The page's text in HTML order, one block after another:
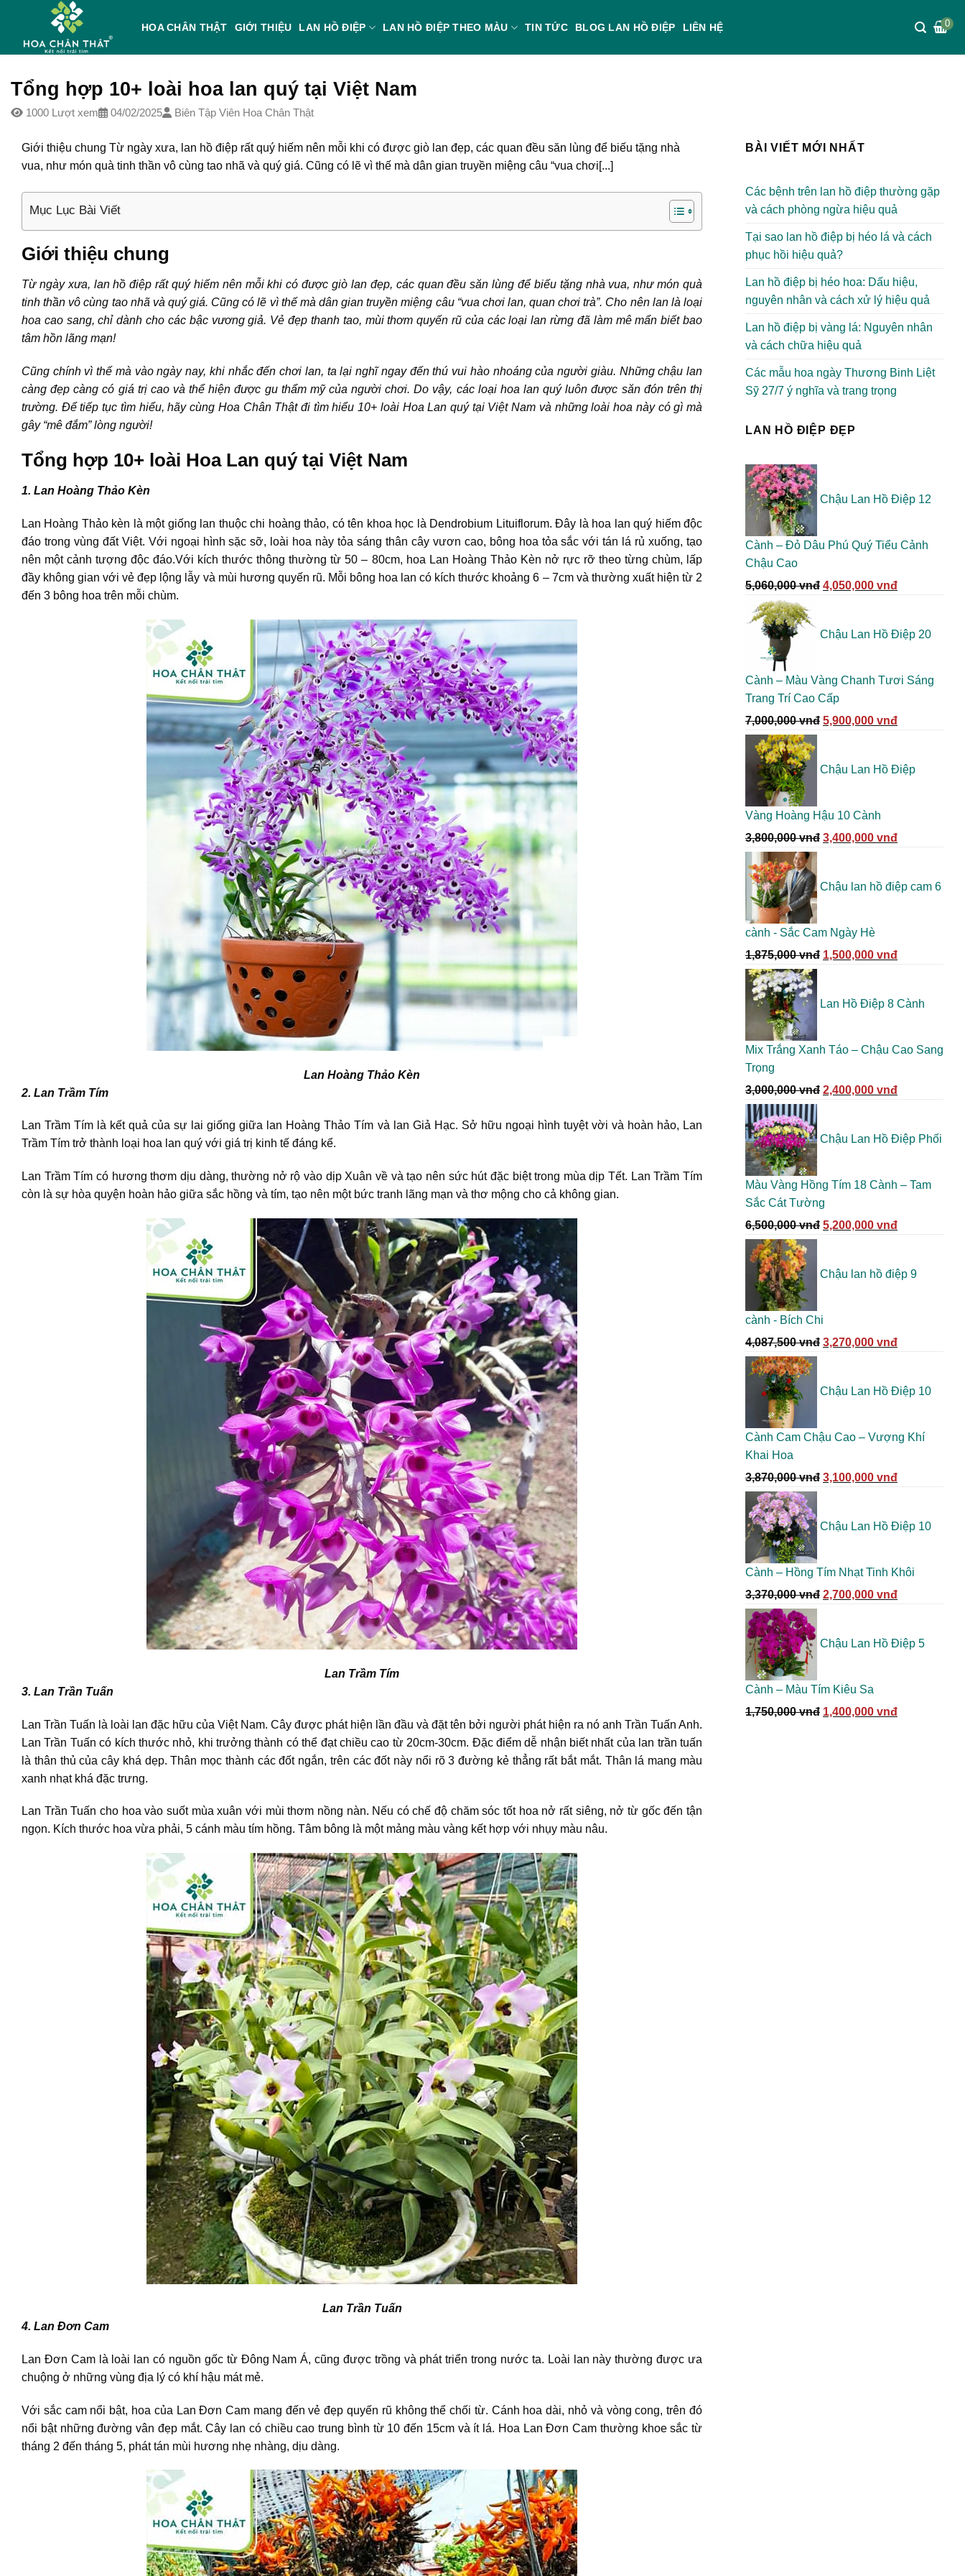
content
HOA CHÂN THẬT GIỚI THIỆU LAN HỒ ĐIỆP LAN HỒ ĐIỆP THEO MÀU TIN TỨC BLOG LAN HỒ ĐIỆP LIÊN HỆ 0
Tổng hợp 10+ loài hoa lan quý tại Việt Nam
1000 Lượt xem 04/02/2025 Biên Tập Viên Hoa Chân Thật
Giới thiệu chung Từ ngày xưa, lan hồ điệp rất quý hiếm nên mỗi khi có được giò lan đẹp, các quan đều săn lùng để biếu tặng nhà
vua, như món quà tinh thần vô cùng tao nhã và quý giá. Cũng có lẽ vì thế mà dân gian truyền miệng câu “vua chơi[...]
Mục Lục Bài Viết
Giới thiệu chung
Từ ngày xưa, lan hồ điệp rất quý hiếm nên mỗi khi có được giò lan đẹp, các quan đều săn lùng để biếu tặng nhà vua, như món quà
tinh thần vô cùng tao nhã và quý giá. Cũng có lẽ vì thế mà dân gian truyền miệng câu “vua chơi lan, quan chơi trà”. Cho nên lan là loại
hoa cao sang, chỉ dành cho các bậc vương giả. Vẻ đẹp thanh tao, mùi thơm quyến rũ của các loại lan rừng đã làm mê mẩn biết bao
tâm hồn lãng mạn!
Cũng chính vì thế mà vào ngày nay, khi nhắc đến chơi lan, ta lại nghĩ ngay đến thú vui hào nhoáng của người giàu. Những chậu lan
càng đẹp càng có giá trị cao và thể hiện được gu thẩm mỹ của người chơi. Do vậy, các loại hoa lan quý luôn được săn đón trên thị
trường. Để tiếp tục tìm hiểu, hãy cùng Hoa Chân Thật đi tìm hiểu 10+ loài Hoa Lan quý tại Việt Nam và những loài hoa này có gì mà
gây “mê đắm” lòng người!
Tổng hợp 10+ loài Hoa Lan quý tại Việt Nam
1. Lan Hoàng Thảo Kèn
Lan Hoàng Thảo kèn là một giống lan thuộc chi hoàng thảo, có tên khoa học là Dendrobium Lituiflorum. Đây là hoa lan quý hiếm độc
đáo trong vùng đất Việt. Với ngoại hình sặc sỡ, loài hoa này tỏa sáng thân cây vươn cao, bông hoa tỏa sắc với tán lá rủ xuống, tạo
nên một cảnh tượng độc đáo.Với kích thước thông thường từ 50 – 80cm, hoa Lan Hoàng Thảo Kèn nở rực rỡ theo từng chùm, lấp
đầy không gian với vẻ đẹp lộng lẫy và mùi hương quyến rũ. Mỗi bông hoa lan có kích thước khoảng 6 – 7cm và thường xuất hiện từ 2
đến 3 bông hoa trên mỗi chùm.
Lan Hoàng Thảo Kèn
2. Lan Trầm Tím
Lan Trầm Tím là kết quả của sự lai giống giữa lan Hoàng Thảo Tím và lan Giả Hạc. Sở hữu ngoại hình tuyệt vời và hoàn hảo, Lan
Trầm Tím trở thành loại hoa lan quý với giá trị kinh tế đáng kể.
Lan Trầm Tím có hương thơm dịu dàng, thường nở rộ vào dịp Xuân về và tạo nên sức hút đặc biệt trong mùa dịp Tết. Lan Trầm Tím
còn là sự hòa quyện hoàn hảo giữa sắc hồng và tím, tạo nên một bức tranh lãng mạn và thơ mộng cho cả không gian.
Lan Trầm Tím
3. Lan Trần Tuấn
Lan Trần Tuấn là loài lan đặc hữu của Việt Nam. Cây được phát hiện lần đầu và đặt tên bởi người phát hiện ra nó anh Trần Tuấn Anh.
Lan Trần Tuấn có kích thước nhỏ, khi trưởng thành có thể đạt chiều cao từ 20cm-30cm. Đặc điểm dễ nhận biết nhất của lan trần tuấn
là thân thủ của cây khá dẹp. Thân mọc thành các đốt ngắn, trên các đốt này nổi rõ 3 đường kẻ thẳng rất bắt mắt. Thân lá mang màu
xanh nhạt khá đặc trưng.
Lan Trần Tuấn cho hoa vào suốt mùa xuân với mùi thơm nồng nàn. Nếu có chế độ chăm sóc tốt hoa nở rất siêng, nở từ gốc đến tận
ngọn. Kích thước hoa vừa phải, 5 cánh màu tím hồng. Tâm bông là một mảng màu vàng kết hợp với nhụy màu nâu.
Lan Trần Tuấn
4. Lan Đơn Cam
Lan Đơn Cam là loài lan có nguồn gốc từ Đông Nam Á, cũng được trồng và phát triển trong nước ta. Loài lan này thường được ưa
chuộng ở những vùng địa lý có khí hậu mát mẻ.
Với sắc cam nổi bật, hoa của Lan Đơn Cam mang đến vẻ đẹp quyến rũ không thể chối từ. Cánh hoa dài, nhỏ và vòng cong, trên đó
nổi bật những đường vân đẹp mắt. Cây lan có chiều cao trung bình từ 10 đến 15cm và ít lá. Hoa Lan Đơn Cam thường khoe sắc từ
tháng 2 đến tháng 5, phát tán mùi hương nhẹ nhàng, dịu dàng.
BÀI VIẾT MỚI NHẤT
Các bệnh trên lan hồ điệp thường gặp
và cách phòng ngừa hiệu quả
Tại sao lan hồ điệp bị héo lá và cách
phục hồi hiệu quả?
Lan hồ điệp bị héo hoa: Dấu hiệu,
nguyên nhân và cách xử lý hiệu quả
Lan hồ điệp bị vàng lá: Nguyên nhân
và cách chữa hiệu quả
Các mẫu hoa ngày Thương Binh Liệt
Sỹ 27/7 ý nghĩa và trang trọng
LAN HỒ ĐIỆP ĐẸP
Chậu Lan Hồ Điệp 12
Cành – Đỏ Dâu Phú Quý Tiểu Cảnh
Chậu Cao
5,060,000vnđ Giá
5,060,000 vnđ.
4,050,000 vnđGiá
là:
Chậu Lan Hồ Điệp 20
Cành – Màu Vàng Chanh Tươi Sáng
Trang Trí Cao Cấp
7,000,000vnđ Giá
7,000,000 vnđ.
5,900,000 vnđGiá
là:
Chậu Lan Hồ Điệp
Vàng Hoàng Hậu 10 Cành
3,800,000vnđ Giá
3,800,000 vnđ.
3,400,000 vnđGiá
là:
Chậu lan hồ điệp cam 6
cành - Sắc Cam Ngày Hè
1,875,000vnđ Giá
1,875,000 vnđ.
1,500,000 vnđGiá
là:
Lan Hồ Điệp 8 Cành
Mix Trắng Xanh Táo – Chậu Cao Sang
Trọng
3,000,000vnđ Giá
3,000,000 vnđ.
2,400,000 vnđGiá
là:
Chậu Lan Hồ Điệp Phối
Màu Vàng Hồng Tím 18 Cành – Tam
Sắc Cát Tường
6,500,000vnđ Giá
6,500,000 vnđ.
5,200,000 vnđGiá
là:
Chậu lan hồ điệp 9
cành - Bích Chi
4,087,500vnđ Giá
4,087,500 vnđ.
3,270,000 vnđGiá
là:
Chậu Lan Hồ Điệp 10
Cành Cam Chậu Cao – Vượng Khí
Khai Hoa
3,870,000vnđ Giá
3,870,000 vnđ.
3,100,000 vnđGiá
là:
Chậu Lan Hồ Điệp 10
Cành – Hồng Tím Nhạt Tinh Khôi
3,370,000vnđ Giá
3,370,000 vnđ.
2,700,000 vnđGiá
là:
Chậu Lan Hồ Điệp 5
Cành – Màu Tím Kiêu Sa
1,750,000vnđ Giá
1,400,000 vnđGiá